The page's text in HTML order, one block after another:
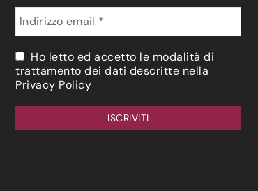
Ho letto ed accetto le modalità di
trattamento dei dati descritte nella
Privacy Policy